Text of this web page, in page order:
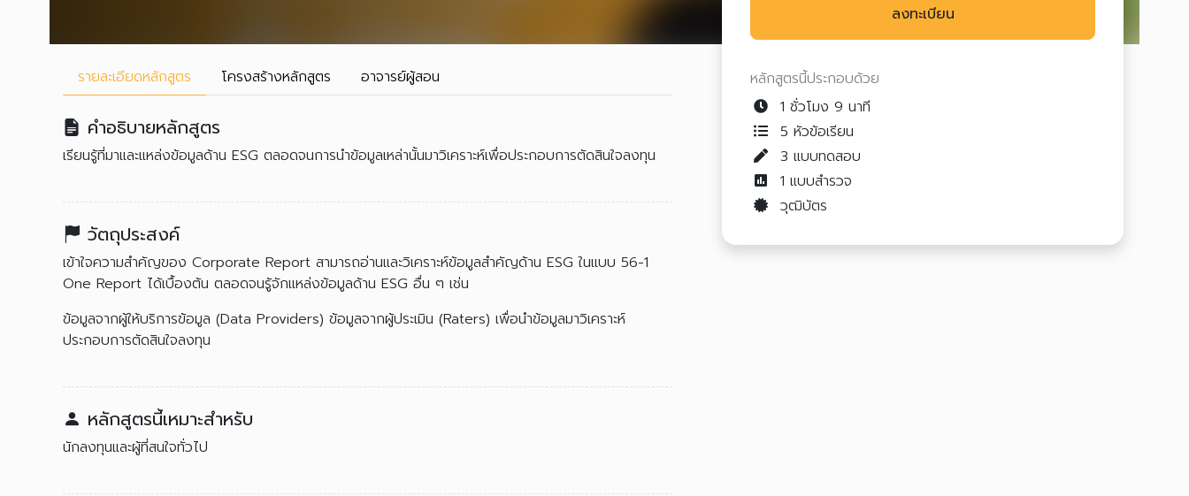
ลงทะเบียน
หลักสูตรนี้ประกอบด้วย
1 ชั่วโมง 9 นาที
5 หัวข้อเรียน
3 แบบทดสอบ
1 แบบสำรวจ
วุฒิบัตร
รายละเอียดหลักสูตร โครงสร้างหลักสูตร อาจารย์ผู้สอน
คำอธิบายหลักสูตร
เรียนรู้ที่มาและแหล่งข้อมูลด้าน ESG ตลอดจนการนำข้อมูลเหล่านั้นมาวิเคราะห์เพื่อประกอบการตัดสินใจลงทุน
วัตถุประสงค์
เข้าใจความสำคัญของ Corporate Report สามารถอ่านและวิเคราะห์ข้อมูลสำคัญด้าน ESG ในแบบ 56-1
One Report ได้เบื้องต้น ตลอดจนรู้จักแหล่งข้อมูลด้าน ESG อื่น ๆ เช่น
ข้อมูลจากผู้ให้บริการข้อมูล (Data Providers) ข้อมูลจากผู้ประเมิน (Raters) เพื่อนำข้อมูลมาวิเคราะห์
ประกอบการตัดสินใจลงทุน
หลักสูตรนี้เหมาะสำหรับ
นักลงทุนและผู้ที่สนใจทั่วไป